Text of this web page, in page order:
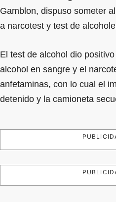
Gamblon, dispuso someter
a narcotest y test de
El test de alcohol dio
alcohol en sangre y el
anfetaminas, con lo cual el
detenido y la camioneta